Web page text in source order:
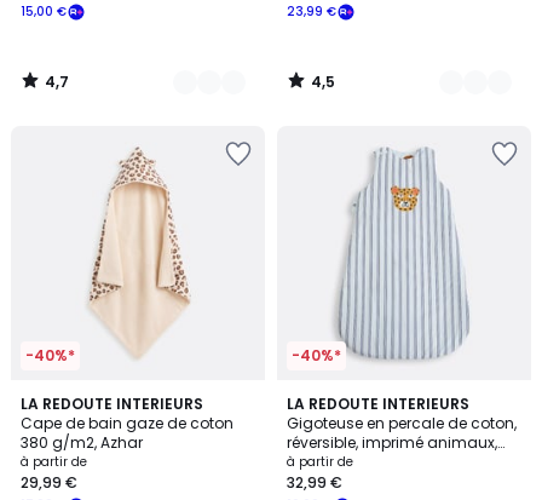
15,00 €
4,7
/
23,99 €
4,5
/
-40%*
LA REDOUTE INTERIEURS
Cape de bain gaze de coton
380 g/m2, Azhar
à partir de
29,99 €
4,9
/ 5
-40%*
LA REDOUTE INTERIEURS
Gigoteuse en percale de coton,
réversible, imprimé animaux,
PETITE SAVANE
à partir de
32,99 €